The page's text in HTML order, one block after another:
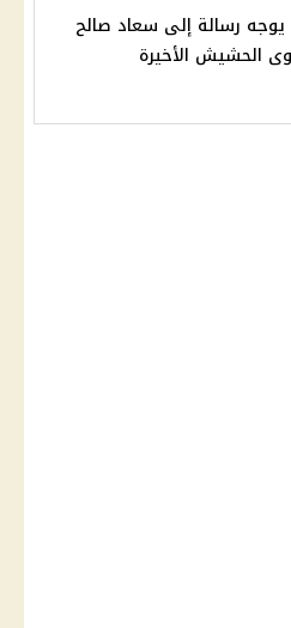
رسالة إلى سعاد صالح
الحشيش الأخيرة